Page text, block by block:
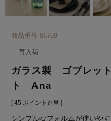
商品番号 06759
再入荷
ガラス製 ゴブレ
ト Ana
[ 45 ポイント進呈 ]
シンプルなフォルムが使いや